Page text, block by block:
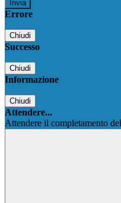
Errore
Chiudi
Successo
Chiudi
Informazione
Chiudi
Attendere...
Attendere il completamento